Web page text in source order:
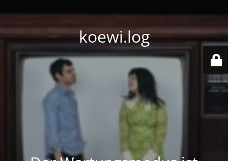
koewi.log